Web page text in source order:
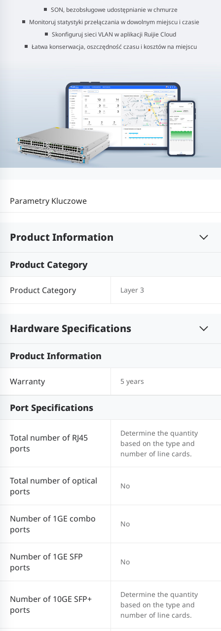
SON, bezobsługowe udostępnianie w chmurze
Monitoruj statystyki przełączania w dowolnym miejscu i czasie
Skonfiguruj sieci VLAN w aplikacji Ruijie Cloud
Łatwa konserwacja, oszczędność czasu i kosztów na miejscu
Parametry Kluczowe
Product Information
Product Category
Product Category Layer 3
Hardware Specifications
Product Information
Warranty 5 years
Port Specifications
Total number of RJ45
ports
Determine the quantity
based on the type and
number of line cards.
Total number of optical
ports
No
Number of 1GE combo
ports
No
Number of 1GE SFP
ports
No
Number of 10GE SFP+
ports
Determine the quantity
based on the type and
number of line cards.